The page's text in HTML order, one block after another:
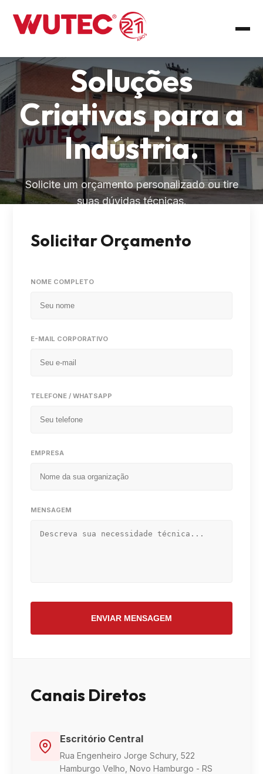
Soluções
Criativas para a
Indústria.
Solicite um orçamento personalizado ou tire
suas dúvidas técnicas.
Solicitar Orçamento
NOME COMPLETO
E-MAIL CORPORATIVO
TELEFONE / WHATSAPP
EMPRESA
MENSAGEM
ENVIAR MENSAGEM
Canais Diretos
Escritório Central
Rua Engenheiro Jorge Schury, 522
Hamburgo Velho, Novo Hamburgo - RS